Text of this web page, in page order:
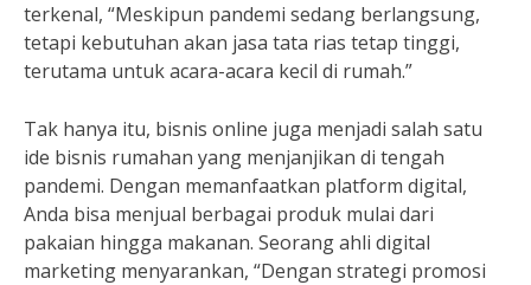
terkenal, “Meskipun pandemi sedang berlangsung,
tetapi kebutuhan akan jasa tata rias tetap tinggi,
terutama untuk acara-acara kecil di rumah.”
Tak hanya itu, bisnis online juga menjadi salah satu
ide bisnis rumahan yang menjanjikan di tengah
pandemi. Dengan memanfaatkan platform digital,
Anda bisa menjual berbagai produk mulai dari
pakaian hingga makanan. Seorang ahli digital
marketing menyarankan, “Dengan strategi promosi